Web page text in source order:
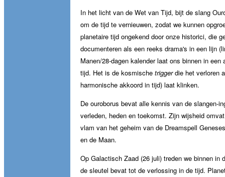
In het licht van de Wet van Tijd, bijt de slang
om de tijd te vernieuwen, zodat we kunnen
planetaire tijd ongekend door onze historici, die
documenteren als een reeks drama's in een lijn
Manen/28-dagen kalender laat ons binnen in een
tijd. Het is de kosmische triggerdie het verloren
harmonische akkoord in tijd) laat klinken.
De ouroborus bevat alle kennis van de slangen-
verleden, heden en toekomst. Zijn wijsheid
vlam van het geheim van de Dreamspell
en de Maan.
Op Galactisch Zaad (26 juli) treden we binnen in
de sleutel bevat tot de verlossing in de tijd.